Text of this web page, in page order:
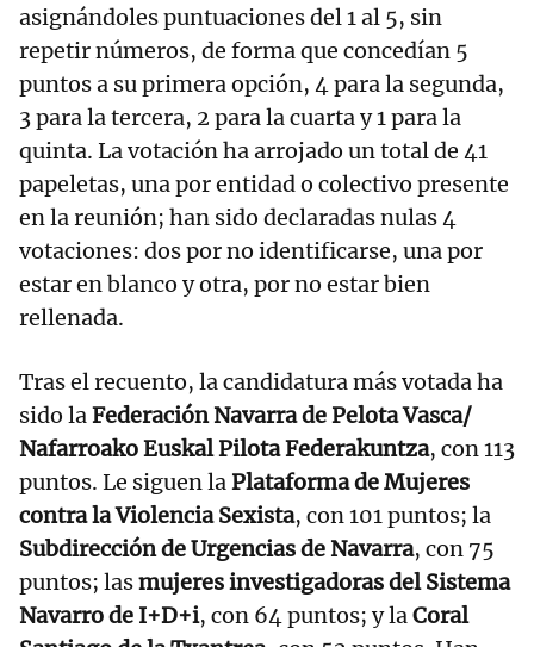
asignándoles puntuaciones del 1 al 5, sin
repetir números, de forma que concedían 5
puntos a su primera opción, 4 para la segunda,
3 para la tercera, 2 para la cuarta y 1 para la
quinta. La votación ha arrojado un total de 41
papeletas, una por entidad o colectivo presente
en la reunión; han sido declaradas nulas 4
votaciones: dos por no identificarse, una por
estar en blanco y otra, por no estar bien
rellenada.
Tras el recuento, la candidatura más votada ha
sido laFederación Navarra de Pelota Vasca/
Nafarroako Euskal Pilota Federakuntza, con 113
puntos. Le siguen laPlataforma de Mujeres
contra la Violencia Sexista, con 101 puntos; la
Subdirección de Urgencias de Navarra, con 75
puntos; lasmujeres investigadoras del Sistema
Navarro de I+D+i, con 64 puntos; y laCoral